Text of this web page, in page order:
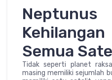
Semua
Tidak seperti planet
masing memiliki sejumlah